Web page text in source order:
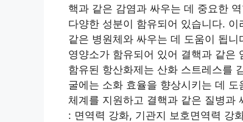
핵과 같은 감염과 싸우는 데 중요한
다양한 성분이 함유되어 있습니다.
같은 병원체와 싸우는 데 도움이 됩
영양소가 함유되어 있어 결핵과 같은
함유된 항산화제는 산화 스트레스를
굴에는 소화 효율을 향상시키는 데
체계를 지원하고 결핵과 같은 질병과
: 면역력 강화, 기관지 보호 면역력 강